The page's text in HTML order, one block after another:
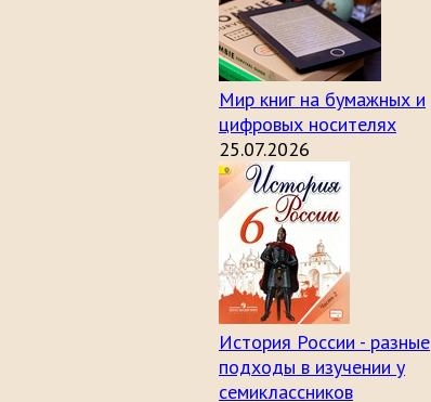
Мир книг на бумажных и
цифровых носителях
25.07.2026
История России - разные
подходы в изучении у
семиклассников